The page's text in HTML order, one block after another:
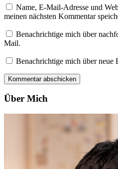
Name, E-Mail-Adresse und
meinen nächsten Kommentar
Benachrichtige mich über
Mail.
Benachrichtige mich über neue
Über Mich